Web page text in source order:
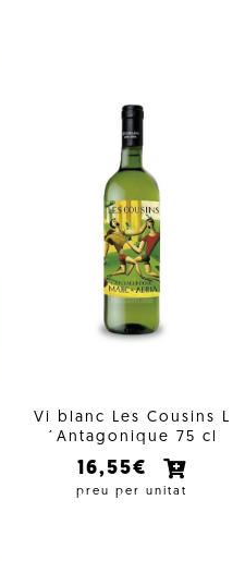
Vi blanc Les Cousins L
´Antagonique 75 cl
16,55€
preu per unitat